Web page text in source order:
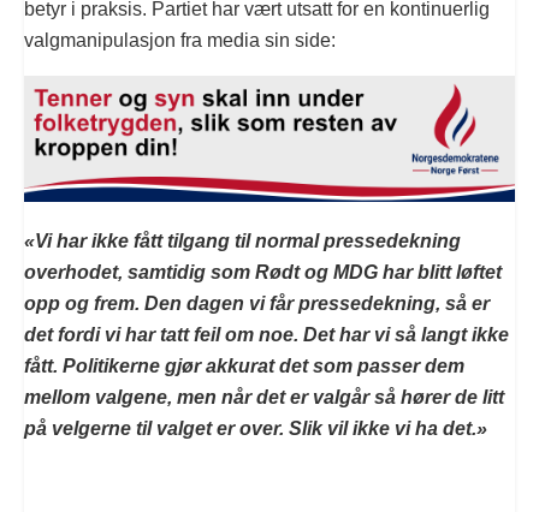
betyr i praksis. Partiet har vært utsatt for en kontinuerlig
valgmanipulasjon fra media sin side:
«Vi har ikke fått tilgang til normal pressedekning
overhodet, samtidig som Rødt og MDG har blitt løftet
opp og frem. Den dagen vi får pressedekning, så er
det fordi vi har tatt feil om noe. Det har vi så langt ikke
fått. Politikerne gjør akkurat det som passer dem
mellom valgene, men når det er valgår så hører de litt
på velgerne til valget er over. Slik vil ikke vi ha det.»